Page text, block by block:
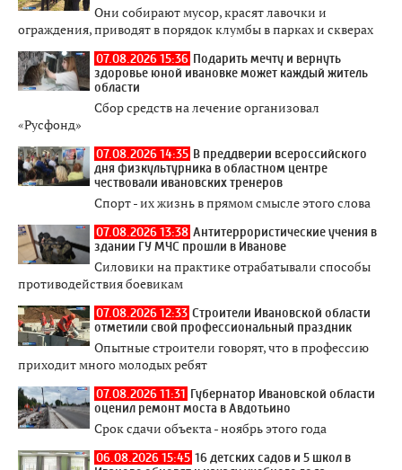
Они собирают мусор, красят лавочки и
ограждения, приводят в порядок клумбы в парках и скверах
07.08.2026 15:36 Подарить мечту и вернуть
здоровье юной ивановке может каждый житель
области
Сбор средств на лечение организовал
«Русфонд»
07.08.2026 14:35 В преддверии всероссийского
дня физкультурника в областном центре
чествовали ивановских тренеров
Спорт - их жизнь в прямом смысле этого слова
07.08.2026 13:38 Антитеррористические учения в
здании ГУ МЧС прошли в Иванове
Силовики на практике отрабатывали способы
противодействия боевикам
07.08.2026 12:33 Строители Ивановской области
отметили свой профессиональный праздник
Опытные строители говорят, что в профессию
приходит много молодых ребят
07.08.2026 11:31 Губернатор Ивановской области
оценил ремонт моста в Авдотьино
Срок сдачи объекта - ноябрь этого года
06.08.2026 15:45 16 детских садов и 5 школ в